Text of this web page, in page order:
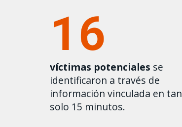
16
víctimas potenciales se
identificaron a través de
información vinculada en tan
solo 15 minutos.